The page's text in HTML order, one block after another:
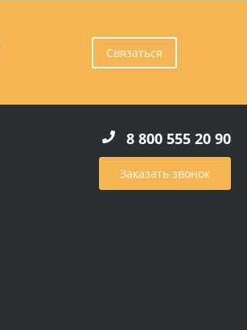
Связаться
8 800 555 20 90
Заказать звонок